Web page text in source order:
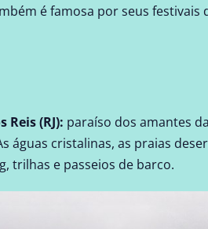
é famosa por seus
Reis (RJ): paraíso dos amantes
águas cristalinas, as praias
trilhas e passeios de barco.